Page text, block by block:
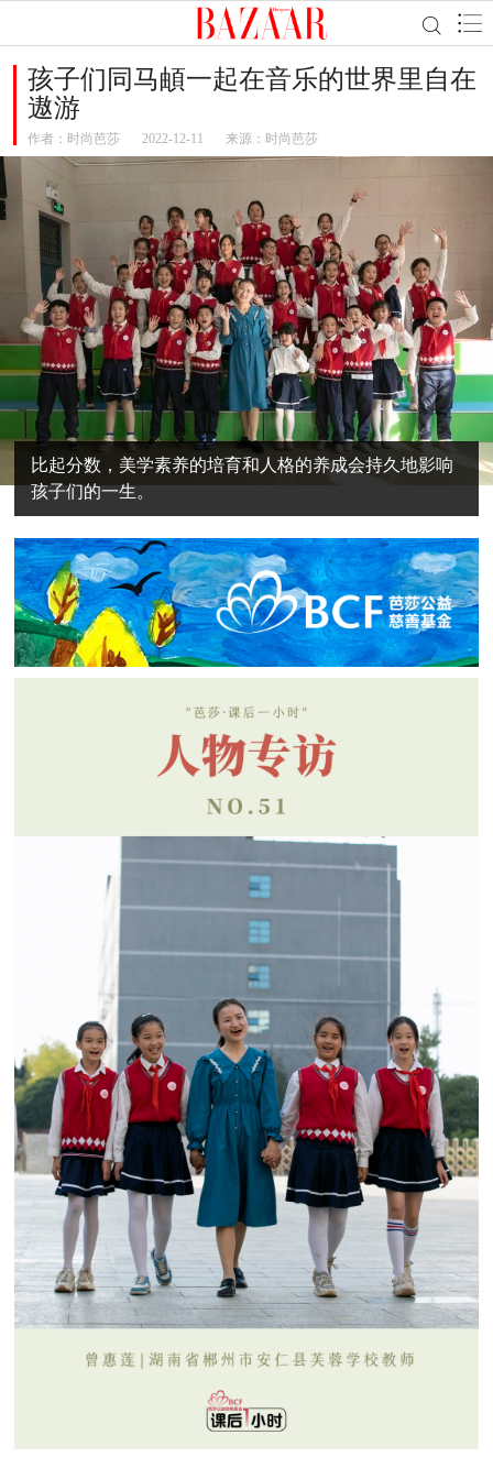
孩子们同马頔一起在音乐的世界里自在
遨游
作者： 时尚芭莎 2022-12-11 来源：时尚芭莎
比起分数，美学素养的培育和人格的养成会持久地影响
孩子们的一生。